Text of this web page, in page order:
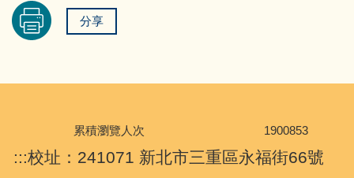
分享
累積瀏覽人次 1900853
:::校址：241071 新北市三重區永福街66號